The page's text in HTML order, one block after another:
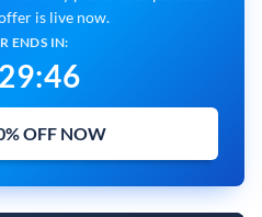
is live now.
ENDS IN:
29:45
OFF NOW